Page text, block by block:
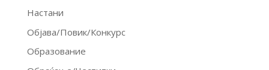
Настани
Објава/Повик/Конкурс
Образование